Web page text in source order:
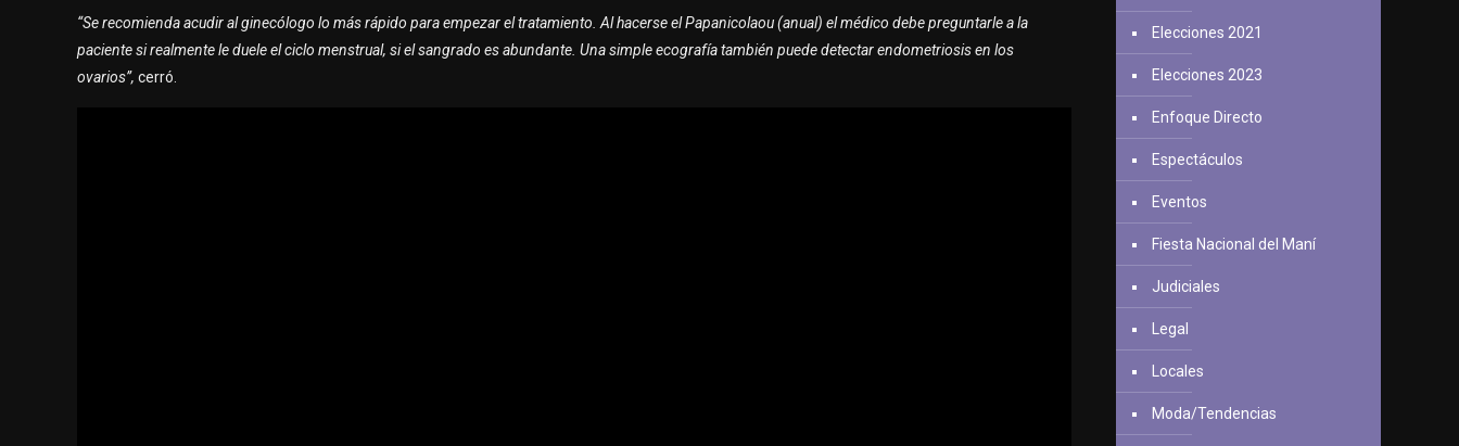
“Se recomienda acudir al ginecólogo lo más rápido para empezar el tratamiento. Al hacerse el Papanicolaou (anual) el médico debe preguntarle a la
paciente si realmente le duele el ciclo menstrual, si el sangrado es abundante. Una simple ecografía también puede detectar endometriosis en los
ovarios”, cerró.
Elecciones 2021
Elecciones 2023
Enfoque Directo
Espectáculos
Eventos
Fiesta Nacional del Maní
Judiciales
Legal
Locales
Moda/Tendencias